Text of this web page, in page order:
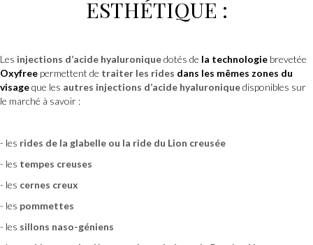
ESTHÉTIQUE :
Les injections d’acide hyaluroniquedotés de la technologie brevetée
Oxyfree permettent de traiter les rides dans les mêmes zones du
visageque les autres injections d’acide hyaluroniquedisponibles sur
le marché à savoir :
- les rides de la glabelle ou la ride du Lion creusée
- les tempes creuses
- les cernes creux
- les pommettes
- les sillons naso-géniens